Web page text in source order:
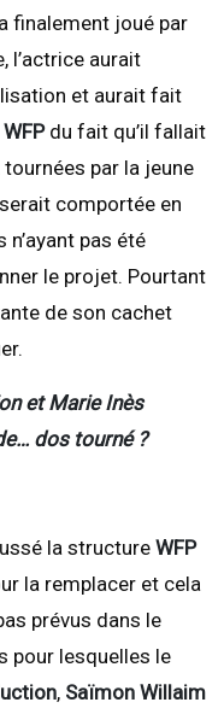
finalement joué par
l’actrice aurait
et aurait fait
WFPdu fait qu’il fallait
par la jeune
comportée en
pas été
le projet. Pourtant
de son cachet
et Marie Inès
dos tourné ?
la structure WFP
la remplacer et cela
prévus dans le
pour lesquelles le
, Saïmon Willaim